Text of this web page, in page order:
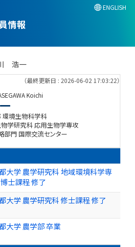
情報
ENGLISH
浩一
（最終更新日 : 2026-06-02 17:03:22）
Koichi
環境生物科学科
学研究科 応用生物学専攻
部門 国際交流センター
大学 農学研究科 地域環境科学専
士課程 修了
大学 農学研究科 修士課程 修了
大学 農学部 卒業